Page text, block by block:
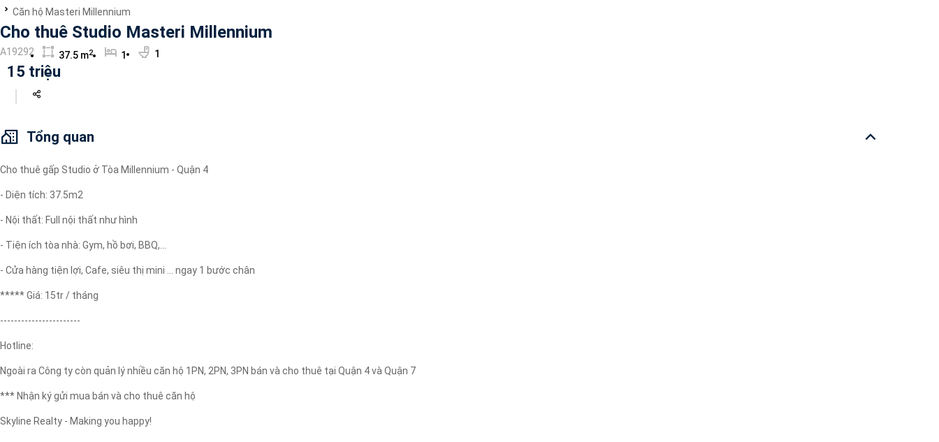
Máy lọc nước
Wi-fi
Căn hộ Masteri Millennium
Cho thuê Studio Masteri Millennium
A19292 37.5 m2 1 1
15 triệu
Tổng quan
Cho thuê gấp Studio ở Tòa Millennium - Quận 4
- Diện tích: 37.5m2
- Nội thất: Full nội thất như hình
- Tiện ích tòa nhà: Gym, hồ bơi, BBQ,...
- Cửa hàng tiện lợi, Cafe, siêu thị mini ... ngay 1 bước chân
***** Giá: 15tr / tháng
-----------------------
Hotline:
Ngoài ra Công ty còn quản lý nhiều căn hộ 1PN, 2PN, 3PN bán và cho thuê tại Quận 4 và Quận 7
*** Nhận ký gửi mua bán và cho thuê căn hộ
Skyline Realty - Making you happy!